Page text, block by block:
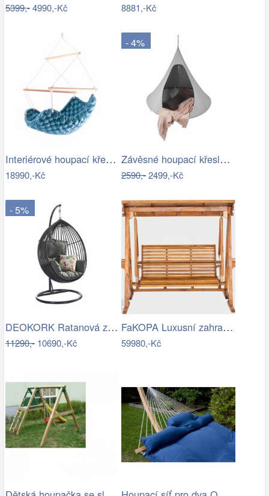
5399,-4990,-Kč 8881,-Kč
Interiérové houpací křeslo Swingy In…
18990,-Kč
- 4%
Závěsné houpací křeslo, světle šedá,…
2590,-2499,-Kč
- 5%
DEOKORK Ratanová závěsná houpačka SARAH
11290,-10690,-Kč
FaKOPA Luxusní zahradní houpačka se…
59980,-Kč